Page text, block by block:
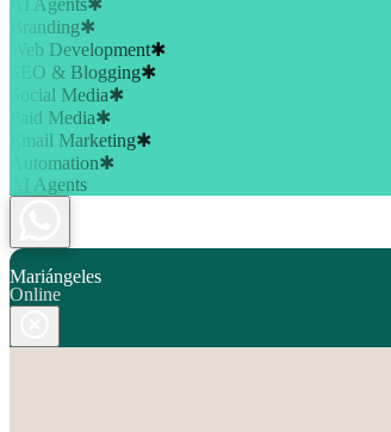
Branding✱
Web Development✱
SEO & Blogging✱
Social Media✱
Paid Media✱
Email Marketing✱
Automation✱
AI Agents
Mariángeles
Online